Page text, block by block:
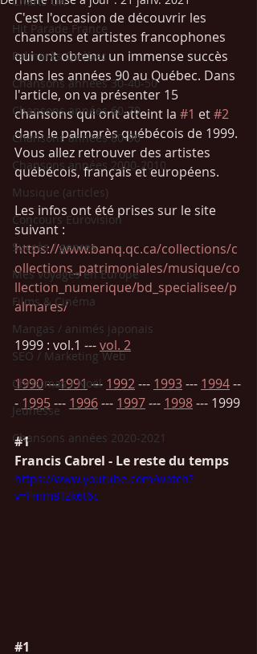
Hit Parade France
Palmarès Québec
Chansons années 30-40-50
Chansons années 60-70
Chansons années 80-90
Chansons années 2000-2010
Musique (articles)
Concours Eurovision
Succès / genres
Mes voyages en Europe
Films & Cinéma
Mangas / animés japonais
SEO / Marketing Web
Christmas / Noël
Jeunesse
Chansons années 2020-2021
C'est l'occasion de découvrir les
chansons et artistes francophones
qui ont obtenu un immense succès
dans les années 90 au Québec. Dans
l'article, on va présenter 15
chansons qui ont atteint la #1 et #2
dans le palmarès québécois de 1999.
Vous allez retrouver des artistes
québécois, français et européens.
Les infos ont été prises sur le site
suivant :
https://www.banq.qc.ca/collections/c
ollections_patrimoniales/musique/co
llection_numerique/bd_specialisee/p
almares/
1999 : vol.1 --- vol. 2
1990 ---1991 --- 1992 --- 1993 --- 1994 --
- 1995 --- 1996 --- 1997 --- 1998 --- 1999
#1
Francis Cabrel - Le reste du temps
https://www.youtube.com/watch?
v=Fmm8Tzk6t6c
#1